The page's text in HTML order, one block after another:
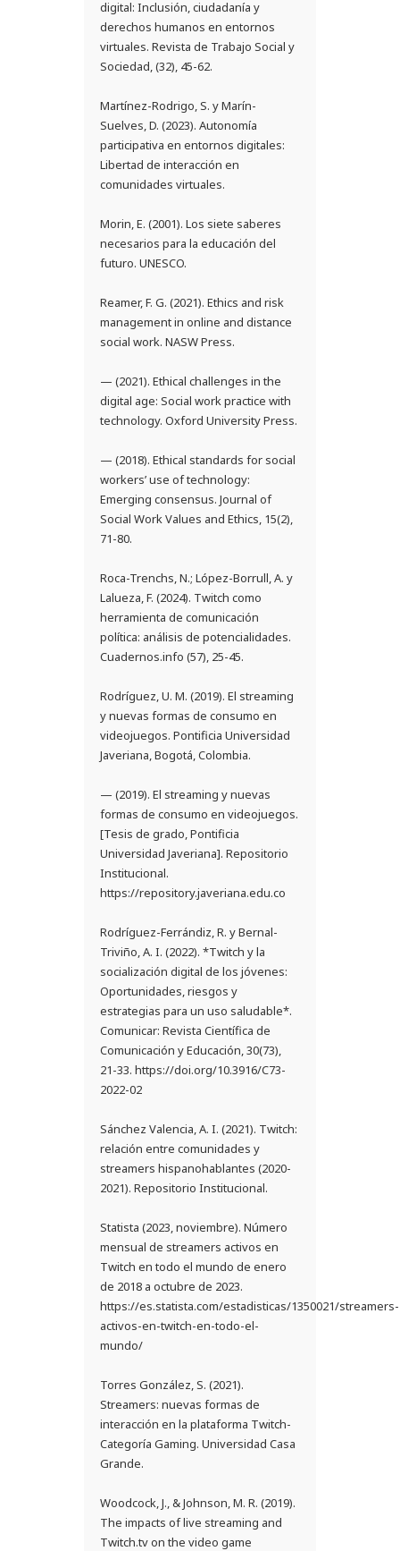
digital: Inclusión, ciudadanía y
derechos humanos en entornos
virtuales. Revista de Trabajo Social y
Sociedad, (32), 45-62.
Martínez-Rodrigo, S. y Marín-
Suelves, D. (2023). Autonomía
participativa en entornos digitales:
Libertad de interacción en
comunidades virtuales.
Morin, E. (2001). Los siete saberes
necesarios para la educación del
futuro. UNESCO.
Reamer, F. G. (2021). Ethics and risk
management in online and distance
social work. NASW Press.
— (2021). Ethical challenges in the
digital age: Social work practice with
technology. Oxford University Press.
— (2018). Ethical standards for social
workers’ use of technology:
Emerging consensus. Journal of
Social Work Values and Ethics, 15(2),
71-80.
Roca-Trenchs, N.; López-Borrull, A. y
Lalueza, F. (2024). Twitch como
herramienta de comunicación
política: análisis de potencialidades.
Cuadernos.info (57), 25-45.
Rodríguez, U. M. (2019). El streaming
y nuevas formas de consumo en
videojuegos. Pontificia Universidad
Javeriana, Bogotá, Colombia.
— (2019). El streaming y nuevas
formas de consumo en videojuegos.
[Tesis de grado, Pontificia
Universidad Javeriana]. Repositorio
Institucional.
https://repository.javeriana.edu.co
Rodríguez-Ferrándiz, R. y Bernal-
Triviño, A. I. (2022). *Twitch y la
socialización digital de los jóvenes:
Oportunidades, riesgos y
estrategias para un uso saludable*.
Comunicar: Revista Científica de
Comunicación y Educación, 30(73),
21-33. https://doi.org/10.3916/C73-
2022-02
Sánchez Valencia, A. I. (2021). Twitch:
relación entre comunidades y
streamers hispanohablantes (2020-
2021). Repositorio Institucional.
Statista (2023, noviembre). Número
mensual de streamers activos en
Twitch en todo el mundo de enero
de 2018 a octubre de 2023.
https://es.statista.com/estadisticas/1350021/streamers-
activos-en-twitch-en-todo-el-
mundo/
Torres González, S. (2021).
Streamers: nuevas formas de
interacción en la plataforma Twitch-
Categoría Gaming. Universidad Casa
Grande.
Woodcock, J., & Johnson, M. R. (2019).
The impacts of live streaming and
Twitch.tv on the video game